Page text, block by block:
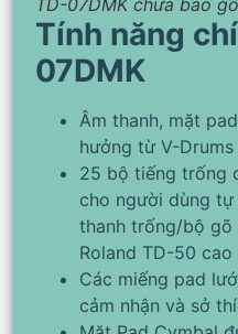
Tính năng
07DMK
Âm thanh, mặt
hưởng từ V-
25 bộ tiếng trống
cho người dùng
thanh trống/bộ
Roland TD-50 cao
Các miếng pad
cảm nhận và sở